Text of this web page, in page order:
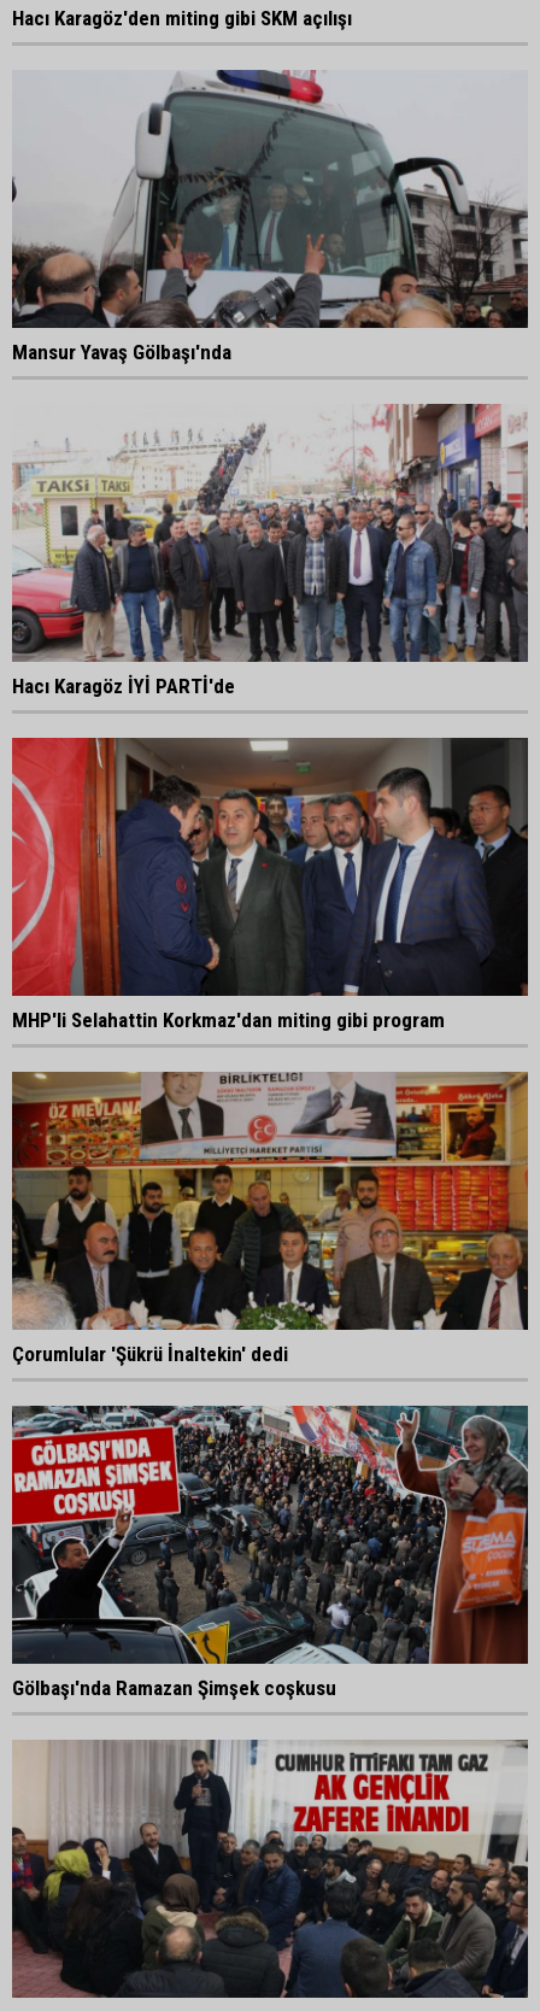
Hacı Karagöz'den miting gibi SKM açılışı
Mansur Yavaş Gölbaşı'nda
Hacı Karagöz İYİ PARTİ'de
MHP'li Selahattin Korkmaz'dan miting gibi program
Çorumlular 'Şükrü İnaltekin' dedi
Gölbaşı'nda Ramazan Şimşek coşkusu